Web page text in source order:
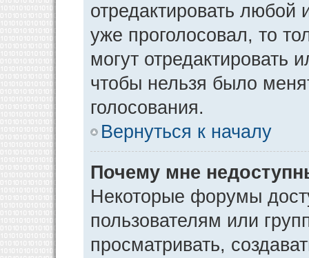
отредактировать любой
уже проголосовал, то
могут отредактировать
чтобы нельзя было
голосования.
Вернуться к началу
Почему мне
Некоторые форумы
пользователям или
просматривать,